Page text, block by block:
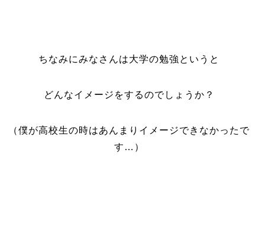
ちなみにみなさんは大学の勉強というと
どんなイメージをするのでしょうか？
（僕が高校生の時はあんまりイメージできなかったで
す…）